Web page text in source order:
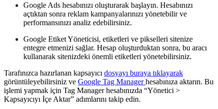
Google Ads hesabınızı oluşturarak başlayın. Hesabınızı
açtıktan sonra reklam kampanyalarınızı yönetebilir ve
performansınızı analiz edebilirsiniz.
Google Etiket Yöneticisi, etiketleri ve pikselleri sitenize
entegre etmenizi sağlar. Hesap oluşturduktan sonra, bu aracı
kullanarak sitenizdeki önemli etiketleri yönetebilirsiniz.
Tarafınızca hazırlanan kapsayıcı dosyayı buraya tıklayarak
görüntüleyebilirsiniz ve Google Tag Managerhesabınıza aktarın. Bu
işlemi yapmak için Tag Manager hesabınızda “Yönetici >
Kapsayıcıyı İçe Aktar” adımlarını takip edin.